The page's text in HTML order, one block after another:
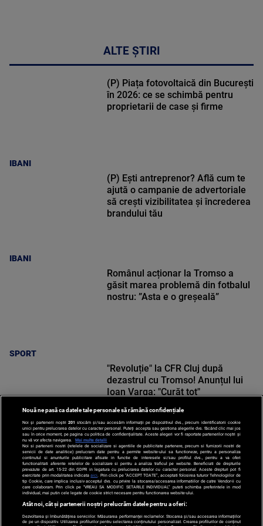
ALTE ȘTIRI
IBANI
(P) Piața fotovoltaică din București
în 2026: ce se schimbă pentru
proprietarii de case și firme
IBANI
(P) Ești antreprenor? Află cum te
ajută o campanie de advertoriale
să crești vizibilitatea și încrederea
brandului tău
SPORT
Românul acționar la Tromso a
găsit marea problemă din fotbalul
nostru: ”Asta e o greșeală”
SPORT
"Revoluție" la CFR Cluj după
dezastrul cu Tromso! Anunțul lui
Ioan Varga: "Curăț tot"
Nouă ne pasă ca datele tale personale să rămână confidențiale
Noi și partenerii noștri 201 stocăm și/sau accesăm informații pe dispozitivul dvs., precum identificatorii cookie
unici pentru prelucrarea datelor cu caracter personal. Puteți accepta sau gestiona alegerile dvs. făcând clic mai jos
sau în orice moment, pe pagina cu politica de confidențialitate. Aceste alegeri vor fi raportate partenerilor noștri și
nu vă vor afecta navigarea.
Mai multe detalii
Noi si partenerii nostri (retelele de socializare si agentiile de publicitate partenere, precum si furnizorii nostri de
servicii de date analitice) prelucram date pentru a permite website-ului sa functioneze, pentru a personaliza
continutul si anunturile publicitare afisate in functie de interesele si/sau profilul dvs., pentru a va oferi
functionalitati aferente retelelor de socializare si pentru a analiza traficul pe website. Beneficiati de drepturile
prevazute de art. 15-22 din GDPR in legatura cu prelucrarea datelor cu caracter personal. Aceste drepturi pot fi
exercitate prin modalitatea indicataaici . Prin click pe “ACCEPT TOATE”, acceptati folosirea tuturor Tehnologiilor de
tip Cookie, care implica inclusiv acceptul dvs. cu privire la stocarea/accesarea informatiilor de catre Vendor-ii cu
care colaboram. Prin click pe “VREAU SA MODIFIC SETARILE INDIVIDUAL” puteti schimba preferintele in mod
individual, mai putin cele legate de cookie strict necesare pentru functionarea website-ului.
Atât noi, cât și partenerii noștri prelucrăm datele pentru a oferi:
Dezvoltarea și îmbunătățirea serviciilor. Măsurarea performanței reclamelor. Stocarea și/sau accesarea informațiilor
de pe un dispozitiv. Utilizarea profilurilor pentru selectarea conținutului personalizat. Crearea profilurilor de conținut